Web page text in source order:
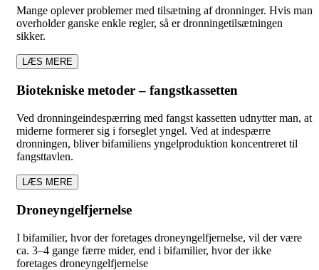
Mange oplever problemer med tilsætning af dronninger. Hvis man
overholder ganske enkle regler, så er dronningetilsætningen
sikker.
LÆS MERE
Biotekniske metoder – fangstkassetten
Ved dronningeindespærring med fangst kassetten udnytter man, at
miderne formerer sig i forseglet yngel. Ved at indespærre
dronningen, bliver bifamiliens yngelproduktion koncentreret til
fangsttavlen.
LÆS MERE
Droneyngelfjernelse
I bifamilier, hvor der foretages droneyngelfjernelse, vil der være
ca. 3–4 gange færre mider, end i bifamilier, hvor der ikke
foretages droneyngelfjernelse